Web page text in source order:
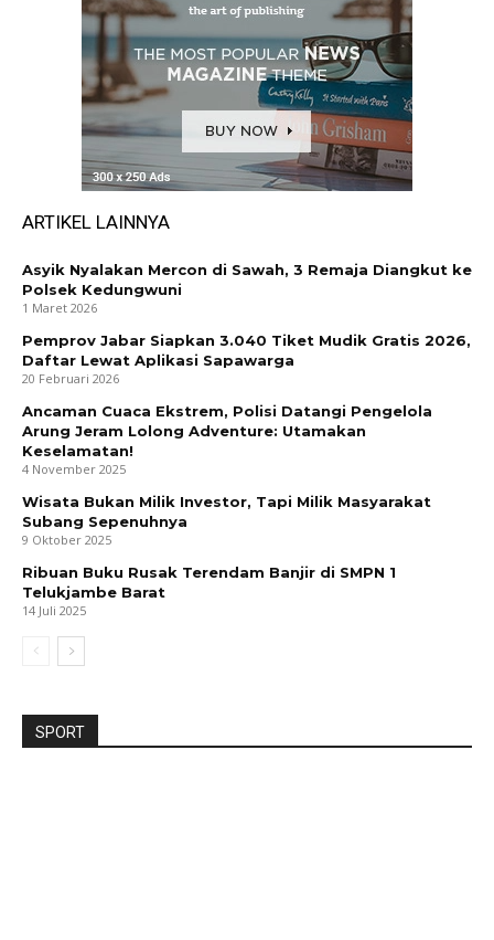
ARTIKEL LAINNYA
Asyik Nyalakan Mercon di Sawah, 3 Remaja Diangkut ke
Polsek Kedungwuni
1 Maret 2026
Pemprov Jabar Siapkan 3.040 Tiket Mudik Gratis 2026,
Daftar Lewat Aplikasi Sapawarga
20 Februari 2026
Ancaman Cuaca Ekstrem, Polisi Datangi Pengelola
Arung Jeram Lolong Adventure: Utamakan
Keselamatan!
4 November 2025
Wisata Bukan Milik Investor, Tapi Milik Masyarakat
Subang Sepenuhnya
9 Oktober 2025
Ribuan Buku Rusak Terendam Banjir di SMPN 1
Telukjambe Barat
14 Juli 2025
SPORT